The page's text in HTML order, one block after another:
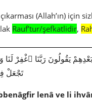
(Allah’ın) için
Rauf’tur/şefkatlidir,
تَجْعَلْ
lenâ ve li